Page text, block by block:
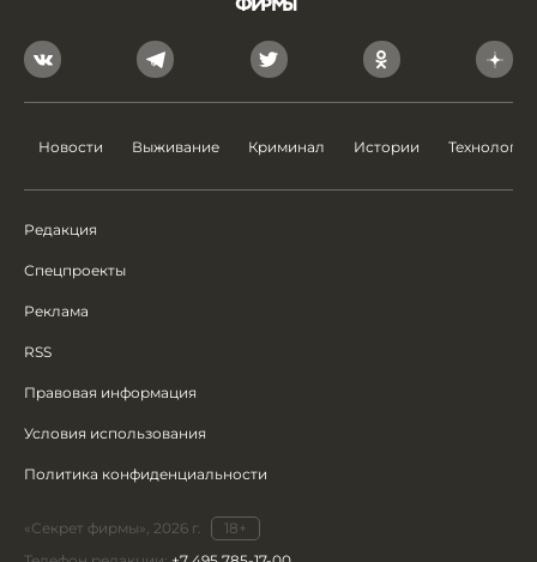
Новости Выживание Криминал Истории Технологии
Редакция
Спецпроекты
Реклама
RSS
Правовая информация
Условия использования
Политика конфиденциальности
«Секрет фирмы», 2026 г.
18+